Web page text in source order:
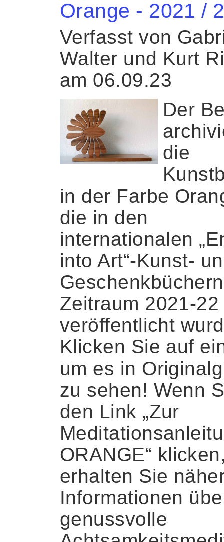
Orange - 2021 /
Verfasst von
Walter und Kurt
am 06.09.23
Der
die
in der Farbe
die in den
internationalen
into Art“-Kunst-
Zeitraum 2021-22
veröffentlicht
Klicken Sie auf
um es in
zu sehen! Wenn
den Link „Zur
ORANGE“
erhalten Sie
Informationen
genussvolle